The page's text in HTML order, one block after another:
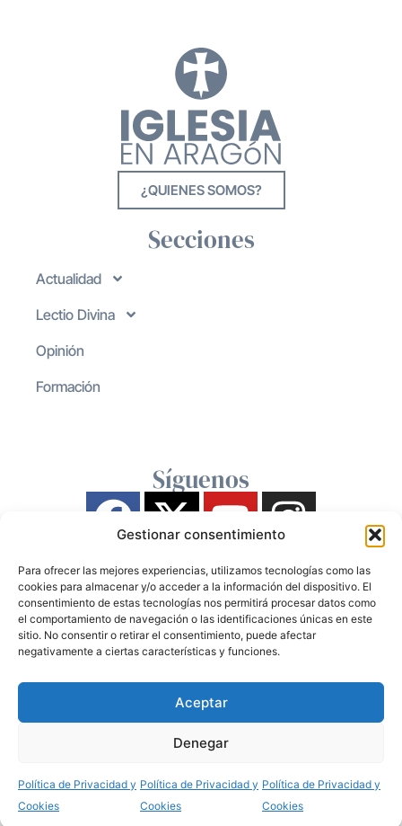
Gestionar consentimiento
Para ofrecer las mejores experiencias, utilizamos tecnologías como las
cookies para almacenar y/o acceder a la información del dispositivo. El
consentimiento de estas tecnologías nos permitirá procesar datos como
el comportamiento de navegación o las identificaciones únicas en este
sitio. No consentir o retirar el consentimiento, puede afectar
negativamente a ciertas características y funciones.
Aceptar
Denegar
Política de Privacidad y
Cookies
Política de Privacidad y
Cookies
Política de Privacidad y
Cookies
¿QUIENES SOMOS?
Secciones
Actualidad
Lectio Divina
Opinión
Formación
Síguenos